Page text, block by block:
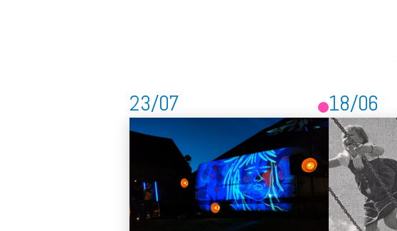
23/07 18/06